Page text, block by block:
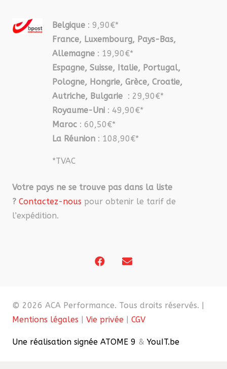
Belgique : 9,90€*
France, Luxembourg, Pays-Bas,
Allemagne : 19,90€*
Espagne, Suisse, Italie, Portugal,
Pologne, Hongrie, Grèce, Croatie,
Autriche, Bulgarie : 29,90€*
Royaume-Uni : 49,90€*
Maroc : 60,50€*
La Réunion : 108,90€*
*TVAC
Votre pays ne se trouve pas dans la liste
? Contactez-nous pour obtenir le tarif de
l’expédition.
© 2026 ACA Performance. Tous droits réservés. |
Mentions légales
Vie privée CGV
Une réalisation signée ATOME 9 & YouIT.be